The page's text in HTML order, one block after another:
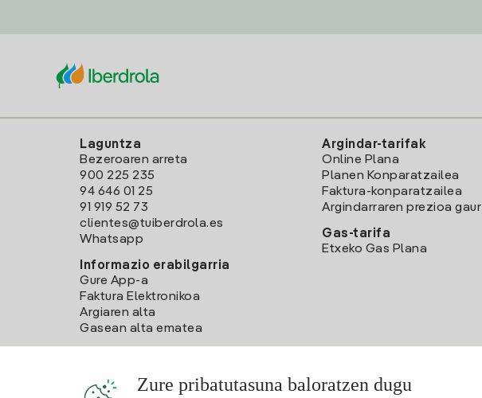
Laguntza
Bezeroaren arreta
900 225 235
94 646 01 25
91 919 52 73
clientes@tuiberdrola.es
Whatsapp
Informazio erabilgarria
Gure App-a
Faktura Elektronikoa
Argiaren alta
Gasean alta ematea
Argindar-tarifak
Online Plana
Planen Konparatzailea
Faktura-konparatzailea
Argindarraren prezioa gaur
Gas-tarifa
Etxeko Gas Plana
Zure pribatutasuna baloratzen dugu